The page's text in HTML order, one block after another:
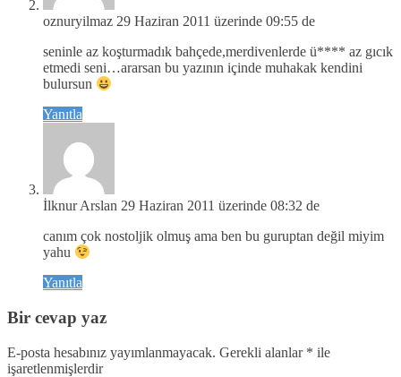
oznuryilmaz 29 Haziran 2011 üzerinde 09:55 de
seninle az koşturmadık bahçede,merdivenlerde ü**** az gıcık
etmedi seni…ararsan bu yazının içinde muhakak kendini
bulursun
Yanıtla
İlknur Arslan 29 Haziran 2011 üzerinde 08:32 de
canım çok nostoljik olmuş ama ben bu guruptan değil miyim
yahu
Yanıtla
Bir cevap yaz
E-posta hesabınız yayımlanmayacak. Gerekli alanlar * ile
işaretlenmişlerdir